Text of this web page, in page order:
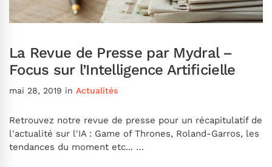
La Revue de Presse par Mydral –
Focus sur l’Intelligence Artificielle
mai 28, 2019 in Actualités
Retrouvez notre revue de presse pour un récapitulatif de
l'actualité sur l'IA : Game of Thrones, Roland-Garros, les
tendances du moment etc... …